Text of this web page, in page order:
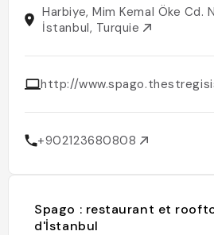
Harbiye, Mim Kemal Öke Cd.
İstanbul, Turquie
http://
+902123680808
Spago : restaurant et
d'İstanbul